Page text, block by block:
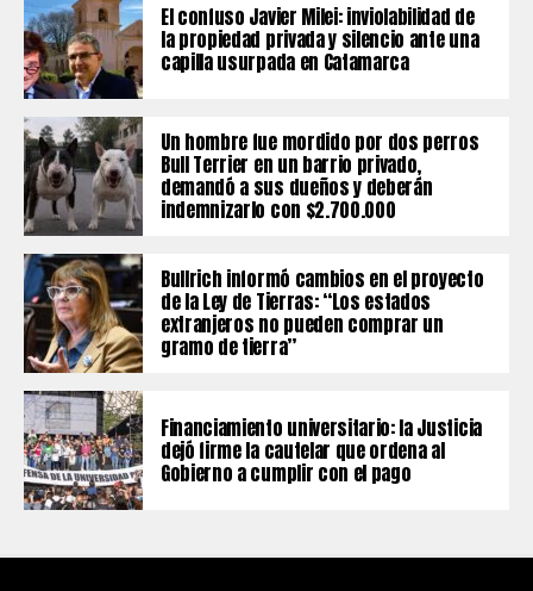
El confuso Javier Milei: inviolabilidad de
la propiedad privada y silencio ante una
capilla usurpada en Catamarca
Un hombre fue mordido por dos perros
Bull Terrier en un barrio privado,
demandó a sus dueños y deberán
indemnizarlo con $2.700.000
Bullrich informó cambios en el proyecto
de la Ley de Tierras: “Los estados
extranjeros no pueden comprar un
gramo de tierra”
Financiamiento universitario: la Justicia
dejó firme la cautelar que ordena al
Gobierno a cumplir con el pago